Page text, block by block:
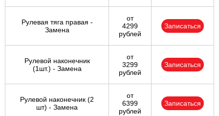
Рулевая тяга правая -
Замена
от
4299
рублей
Записаться
Рулевой наконечник
(1шт.) - Замена
от
3299
рублей
Записаться
Рулевой наконечник (2
шт) - Замена
от
6399
рублей
Записаться